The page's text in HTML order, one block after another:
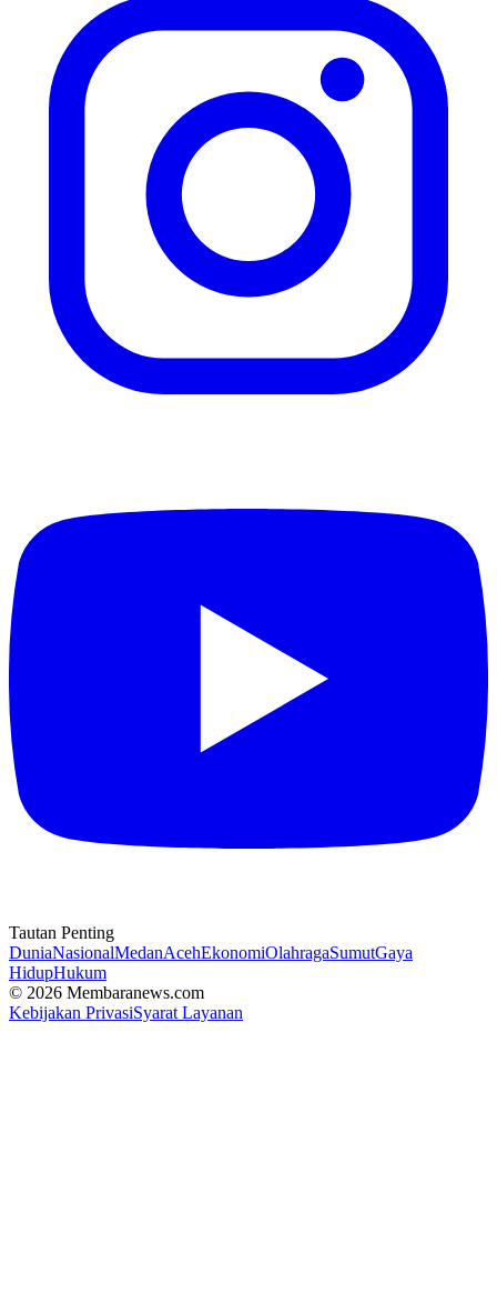
Tautan Penting
DuniaNasionalMedanAcehEkonomiOlahragaSumutGaya
HidupHukum
© 2026 Membaranews.com
Kebijakan PrivasiSyarat Layanan